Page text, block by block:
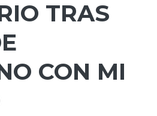
TRAS
CON MI